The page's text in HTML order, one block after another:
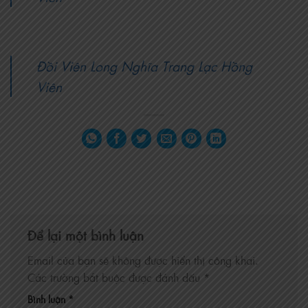
Đồi Viên Long Nghĩa Trang Lạc Hồng
Viên
Để lại một bình luận
Email của bạn sẽ không được hiển thị công khai.
Các trường bắt buộc được đánh dấu *
Bình luận *